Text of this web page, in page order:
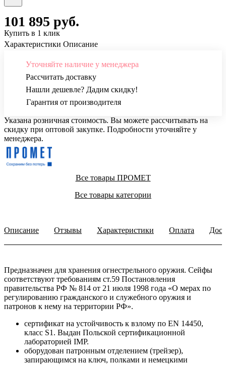
101 895 руб.
Купить в 1 клик
Характеристики Описание
Уточняйте наличие у менеджера
Рассчитать доставку
Нашли дешевле? Дадим скидку!
Гарантия от производителя
Указана розничная стоимость. Вы можете рассчитывать на
скидку при оптовой закупке. Подробности уточняйте у
менеджера.
Все товары ПРОМЕТ
Все товары категории
Описание Отзывы Характеристики Оплата
Предназначен для хранения огнестрельного оружия. Сейфы
соответствуют требованиям ст.59 Постановления
правительства РФ № 814 от 21 июля 1998 года «О мерах по
регулированию гражданского и служебного оружия и
патронов к нему на территории РФ».
сертификат на устойчивость к взлому по EN 14450,
класс S1. Выдан Польской сертификационной
лабораторией IMP.
оборудован патронным отделением (трейзер),
запирающимся на ключ, полками и немецкими